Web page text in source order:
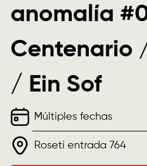
anomalía
Centenario
/ Ein Sof
Múltiples fechas
Roseti entrada 764